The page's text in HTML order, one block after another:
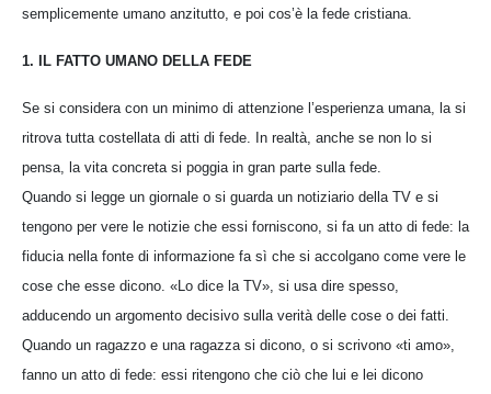
semplicemente umano anzitutto, e poi cos’è la fede cristiana.
1. IL FATTO UMANO DELLA FEDE
Se si considera con un minimo di attenzione l’esperienza umana, la si
ritrova tutta costellata di atti di fede. In realtà, anche se non lo si
pensa, la vita concreta si poggia in gran parte sulla fede.
Quando si legge un giornale o si guarda un notiziario della TV e si
tengono per vere le notizie che essi forniscono, si fa un atto di fede: la
fiducia nella fonte di informazione fa sì che si accolgano come vere le
cose che esse dicono. «Lo dice la TV», si usa dire spesso,
adducendo un argomento decisivo sulla verità delle cose o dei fatti.
Quando un ragazzo e una ragazza si dicono, o si scrivono «ti amo»,
fanno un atto di fede: essi ritengono che ciò che lui e lei dicono